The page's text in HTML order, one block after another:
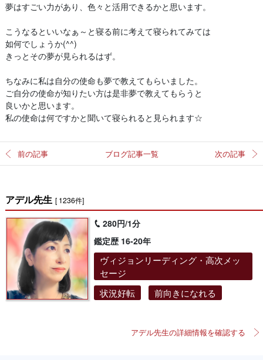
夢はすごい力があり、色々と活用できるかと思います。
こうなるといいなぁ～と寝る前に考えて寝られてみては
如何でしょうか(^^)
きっとその夢が見られるはず。
ちなみに私は自分の使命も夢で教えてもらいました。
ご自分の使命が知りたい方は是非夢で教えてもらうと
良いかと思います。
私の使命は何ですかと聞いて寝られると見られます☆
前の記事 ブログ記事一覧 次の記事
アデル先生 [ 1236件]
280円/1分
鑑定歴 16-20年
ヴィジョンリーディング・高次メッ
セージ
状況好転
前向きになれる
アデル先生の詳細情報を確認する